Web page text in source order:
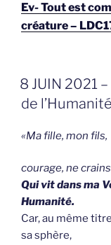
Ev- Tout est
créature –
GEPLAATST
OP
8 JUIN 2021
de
«Ma fille, mon fils,
courage, ne
Qui vit dans ma
Humanité.
Car, au même
sa sphère,